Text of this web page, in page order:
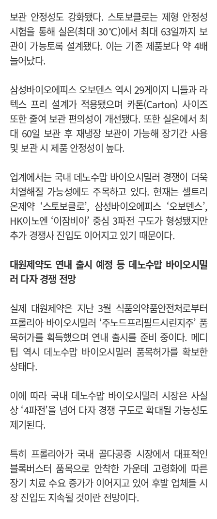
보관 안정성도 강화됐다. 스토보클로는 제형 안정성
시험을 통해 실온(최대 30℃)에서 최대 63일까지 보
관이 가능토록 설계됐다. 이는 기존 제품보다 약 4배
늘어났다.
삼성바이오에피스 오보덴스 역시 29게이지 니들과 라
텍스 프리 설계가 적용됐으며 카톤(Carton) 사이즈
또한 줄여 보관 편의성이 개선됐다. 또한 실온에서 최
대 60일 보관 후 재냉장 보관이 가능해 장기간 사용
및 보관 시 제품 안정성이 높다.
업계에서는 국내 데노수맙 바이오시밀러 경쟁이 더욱
치열해질 가능성에도 주목하고 있다. 현재는 셀트리
온제약 ‘스토보클로’, 삼성바이오에피스 ‘오보덴스’,
HK이노엔 ‘이잠비아’ 중심 3파전 구도가 형성됐지만
추가 경쟁사 진입도 이어지고 있기 때문이다.
대원제약도 연내 출시 예정 등 데노수맙 바이오시밀
러 다자 경쟁 전망
실제 대원제약은 지난 3월 식품의약품안전처로부터
프롤리아 바이오시밀러 ‘주노드프리필드시린지주’ 품
목허가를 획득했으며 연내 출시를 준비 중이다. 메디
팁 역시 데노수맙 바이오시밀러 품목허가를 확보한
상태다.
이에 따라 국내 데노수맙 바이오시밀러 시장은 사실
상 ‘4파전’을 넘어 다자 경쟁 구도로 확대될 가능성도
제기된다.
특히 프롤리아가 국내 골다공증 시장에서 대표적인
블록버스터 품목으로 안착한 가운데 고령화에 따른
장기 치료 수요 증가가 이어지고 있어 후발 업체들 시
장 진입도 지속될 것이란 전망이다.